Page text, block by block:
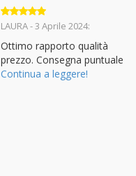
Valutato 5
LAURA - 3 Aprile 2024:
Ottimo rapporto qualità
prezzo. Consegna puntuale
Continua a leggere!